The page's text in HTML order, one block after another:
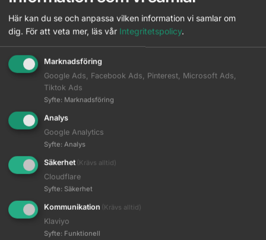
Matchande Produkter
Beskrivning
Ytterligare information
AROMASE - Anti-Dandruff
Essential Shampoo - 90 ml
Logga in
AROMASE - 5a Juniper Shampoo -
80 ml
AROMASE - 5a Juniper Shampoo -
260 ml
Här kan du se och anpassa vilken information vi samlar om
dig. För att veta mer, läs vår Integritetspolicy.
Marknadsföring
Google Ads, Facebook Ads, Pinterest, Microsoft Ads,
Tiktok Ads
Syfte: Marknadsföring
Analys
Google Analytics
Syfte: Analys
Säkerhet (Krävs alltid)
Cloudflare
Syfte: Säkerhet
Kommunikation (Krävs alltid)
Klaviyo
Syfte: Funktionell